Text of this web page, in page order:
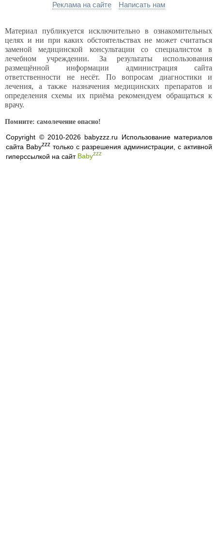
Реклама на сайте Написать нам
Материал публикуется исключительно в ознакомительных
целях и ни при каких обстоятельствах не может считаться
заменой медицинской консультации со специалистом в
лечебном учреждении. За результаты использования
размещённой информации администрация сайта
ответственности не несёт. По вопросам диагностики и
лечения, а также назначения медицинских препаратов и
определения схемы их приёма рекомендуем обращаться к
врачу.
Помните: самолечение опасно!
Copyright © 2010-2026 babyzzz.ru Использование материалов
сайта Babyzzz только с разрешения администрации, с активной
гиперссылкой на сайт Babyzzz